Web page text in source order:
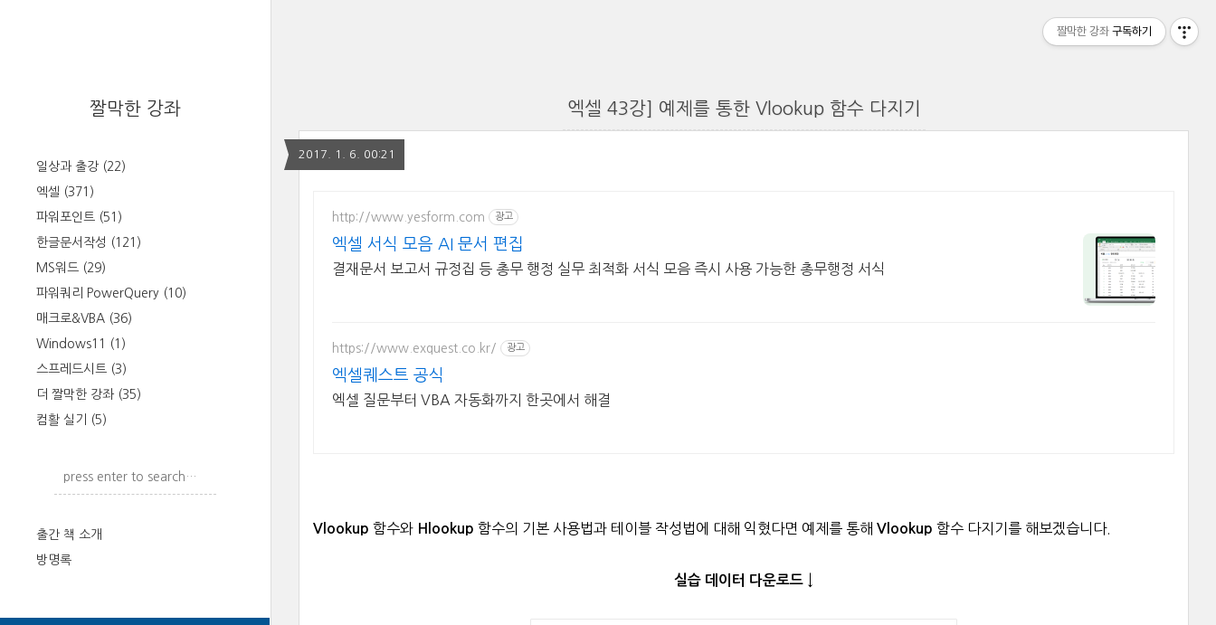
짤막한 강좌
일상과 출강 (22)
엑셀 (371)
파워포인트 (51)
한글문서작성 (121)
MS워드 (29)
파워쿼리 PowerQuery (10)
매크로&VBA (36)
Windows11
(1)
스프레드시트 (3)
더 짤막한 강좌 (35)
컴활 실기
(5)
출간 책 소개
방명록
엑셀 43강] 예제를 통한 Vlookup 함수 다지기
2017. 1. 6. 00:21
http://www.yesform.com 광고
엑셀 서식 모음 AI 문서 편집
결재문서 보고서 규정집 등 총무 행정 실무 최적화 서식 모음 즉시 사용 가능한 총무행정 서식
https://www.exquest.co.kr/ 광고
엑셀퀘스트 공식
엑셀 질문부터 VBA 자동화까지 한곳에서 해결
Vlookup 함수와 Hlookup 함수의 기본 사용법과 테이블 작성법에 대해 익혔다면 예제를 통해 Vlookup 함수 다지기를 해보겠습니다.
실습 데이터 다운로드 ↓
짤막한 강좌 구독하기